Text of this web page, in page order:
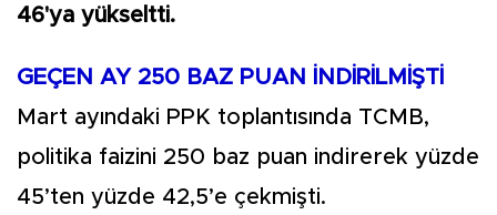
46'ya yükseltti.
GEÇEN AY 250 BAZ PUAN İNDİRİLMİŞTİ
Mart ayındaki PPK toplantısında TCMB,
politika faizini 250 baz puan indirerek yüzde
45’ten yüzde 42,5’e çekmişti.